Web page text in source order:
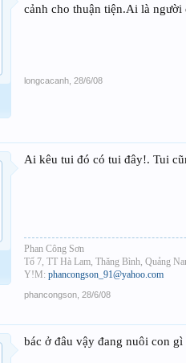
cảnh cho thuận tiện.Ai là người
longcacanh 28/6/08
Ai kêu tui đó có tui đây!. Tui
Phan Công Sơn
Tổ 7, TT Hà Lam, Thăng Bình, Quảng
Y!M:phancongson_91@yahoo.com
phancongson 28/6/08
bác ở đâu vậy đang nuôi con